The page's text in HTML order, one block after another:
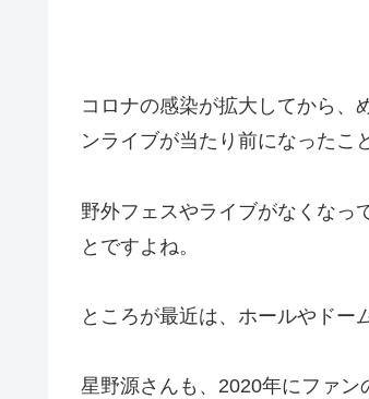
コロナの感染が拡大してから、
ンライブが当たり前になったこ
野外フェスやライブがなくなっ
とですよね。
ところが最近は、ホールやドー
星野源さんも、2020年にファ